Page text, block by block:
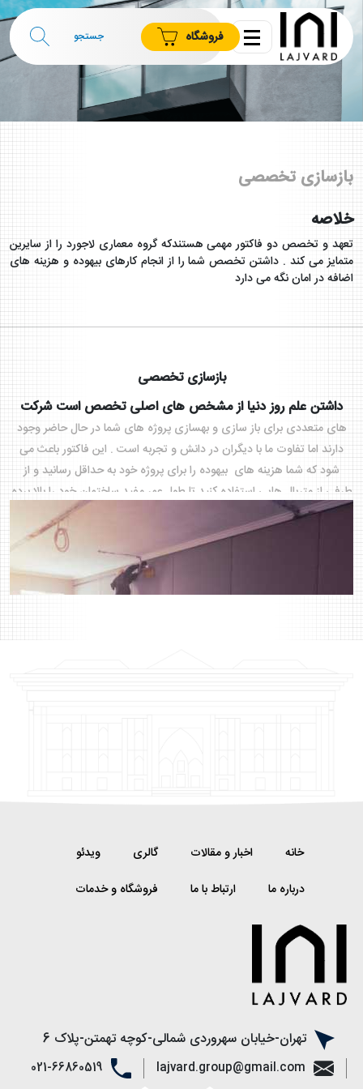
فروشگاه
بازسازی تخصصی
خلاصه
تعهد و تخصص دو فاکتور مهمی هستندکه گروه معماری لاجورد را از سایرین
متمایز می کند . داشتن تخصص شما را از انجام کارهای بیهوده و هزینه های
اضافه در امان نگه می دارد
بازسازی تخصصی
داشتن علم روز دنیا از مشخص های اصلی تخصص است شرکت
های متعددی برای باز سازی و بهسازی پروژه های شما در حال حاضر وجود
دارند اما تفاوت ما با دیگران در دانش و تجربه است . این فاکتور باعث می
شود که شما هزینه های بیهوده را برای پروژه خود به حداقل رسانید و از
طرفی از متریال هایی استفاده کنید تا طول عمر مفید ساختمان خود را بالا برده
و هزینه تعمیر و نگهداری آن را کاهش دهید . از طرفی با توجه به کوچک
شدن متراژ پروژه ها نیاز است تا با برنامه ریزی درست برای هر سانتی متر از
فضا به جای هر متر از فضا با توجه به رویکرد های نوین علم روز دنیا به
خانه اخبار و مقالات گالری
ویدئو
درباره ما
ارتباط با ما فروشگاه و خدمات
تهران-خیابان سهروردی شمالی-کوچه تهمتن-پلاک 6
lajvard.group@gmail.com
021-66860519